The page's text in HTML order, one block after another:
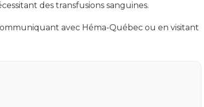
des transfusions sanguines.
avec Héma-Québec ou en visitant